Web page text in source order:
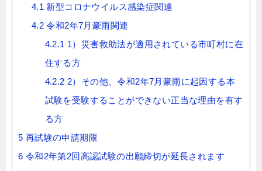
4.1 新型コロナウイルス感染症関連
4.2 令和2年7月豪雨関連
4.2.1 1）災害救助法が適用されている市町村に在
住する方
4.2.2 2）その他、令和2年7月豪雨に起因する本
試験を受験することができない正当な理由を有す
る方
5 再試験の申請期限
6 令和2年第2回高認試験の出願締切が延長されます